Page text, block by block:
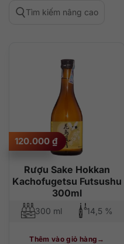
Tìm kiếm nâng cao
Rượu Sake Hokkan
Kachofugetsu Futsushu
300ml
120.000 ₫
300 ml 14,5 %
Thêm vào giỏ hàng